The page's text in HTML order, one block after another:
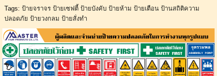
Tags: ป้ายจราจร ป้ายเซฟตี้ ป้ายบังคับ ป้ายห้าม ป้ายเตือน ป้านสถิติความ
ปลอดภัย ป้ายวงกลม ป้ายสั่งทำ